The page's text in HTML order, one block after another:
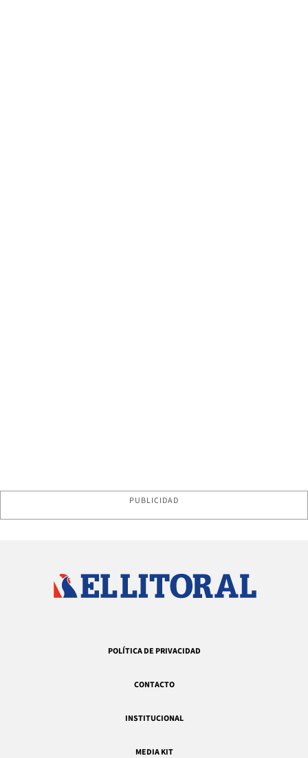
PUBLICIDAD
POLÍTICA DE PRIVACIDAD
CONTACTO
INSTITUCIONAL
MEDIA KIT